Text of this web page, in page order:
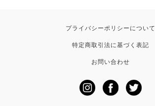
プライバシーポリシーについて
特定商取引法に基づく表記
お問い合わせ